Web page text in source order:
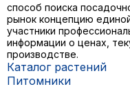
способ поиска
рынок концепцию
участники
информации о ценах,
производстве.
Каталог растений
Питомники